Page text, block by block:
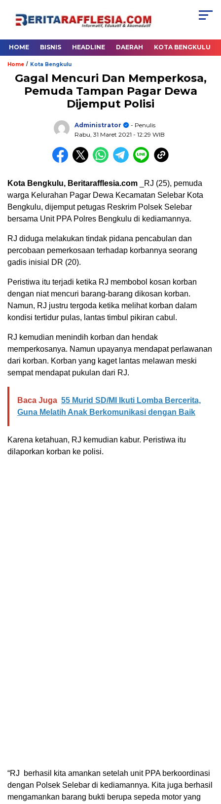
HOME BISNIS HEADLINE DAERAH KOTA BENGKULU
Home / Kota Bengkulu
Gagal Mencuri Dan Memperkosa,
Pemuda Tampan Pagar Dewa
Dijemput Polisi
Administrator
- Penulis
Rabu, 31 Maret 2021 - 12:29 WIB
Kota Bengkulu, Beritarafflesia.com _RJ (25), pemuda
warga Kelurahan Pagar Dewa Kecamatan Selebar Kota
Bengkulu, dijemput petugas Reskrim Polsek Selebar
bersama Unit PPA Polres Bengkulu di kediamannya.
RJ diduga melakukan tindak pidana pencabulan dan
percobaan pemerkosaan terhadap korbannya seorang
gadis inisial DR (20).
Peristiwa itu terjadi ketika RJ membobol kosan korban
dengan niat mencuri barang-barang dikosan korban.
Namun, RJ justru tergoda ketika melihat korban dalam
kondisi tertidur pulas, lantas timbul pikiran cabul.
RJ kemudian menindih korban dan hendak
memperkosanya. Namun upayanya mendapat perlawanan
dari korban. Korban yang kaget lantas melawan meski
sempat mendapat pukulan dari RJ.
Baca Juga 55 Murid SD/MI Ikuti Lomba Bercerita,
Guna Melatih Anak Berkomunikasi dengan Baik
Karena ketahuan, RJ kemudian kabur. Peristiwa itu
dilaporkan korban ke polisi.
“RJ berhasil kita amankan setelah unit PPA berkoordinasi
dengan Polsek Selebar di kediamannya. Kita juga berhasil
mengamankan barang bukti berupa sepeda motor yang